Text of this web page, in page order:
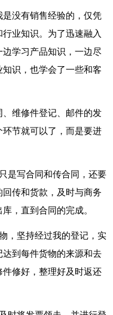
没有销售经验的，仅凭
业知识。为了迅速融入
学习产品知识，一边尽
识，也学会了一些和客
维修件登记、邮件的发
节就可以了，而是要进
是写合同和传合同，还要
传和货款，及时与商务
，直到合同的完成。
，坚持经过我的登记，实
到每件货物的来源和去
修好，整理好及时返还